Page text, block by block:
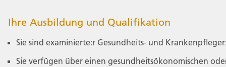
Ihre Ausbildung und Qualifikation
Sie sind examinierte:r Gesundheits- und
Sie verfügen über einen gesundheitsökonomischen